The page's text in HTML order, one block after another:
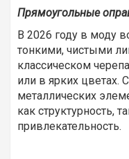
Прямоугольные
В 2026 году в моду
тонкими, чистыми
классическом
или в ярких цветах.
металлических
как структурность,
привлекательность.